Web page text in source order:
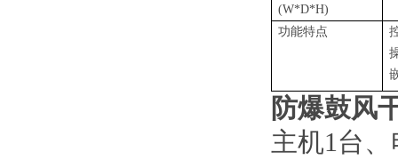
(W*D*H)
功能特点
防爆鼓风
主机1台